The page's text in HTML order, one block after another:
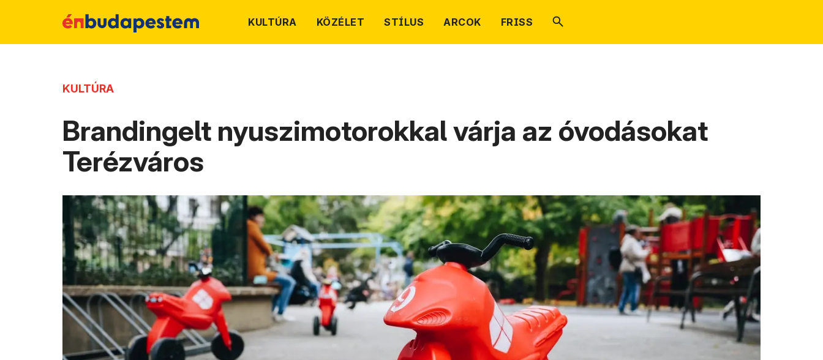
KULTÚRA KÖZÉLET STÍLUS ARCOK FRISS
KULTÚRA
Brandingelt nyuszimotorokkal várja az óvodásokat
Terézváros